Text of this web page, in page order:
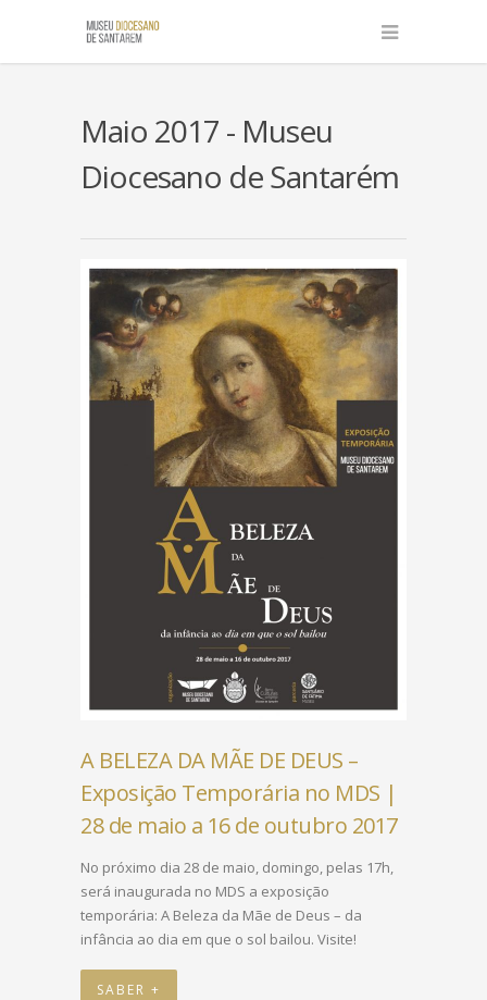
Maio 2017 - Museu
Diocesano de Santarém
A BELEZA DA MÃE DE DEUS –
Exposição Temporária no MDS |
28 de maio a 16 de outubro 2017
No próximo dia 28 de maio, domingo, pelas 17h,
será inaugurada no MDS a exposição
temporária: A Beleza da Mãe de Deus – da
infância ao dia em que o sol bailou. Visite!
SABER +